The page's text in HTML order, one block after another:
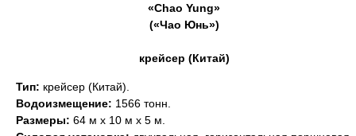
«Chao Yung»
(«Чао Юнь»)
крейсер (Китай)
Тип: крейсер (Китай).
Водоизмещение: 1566 тонн.
Размеры: 64 м х 10 м х 5 м.